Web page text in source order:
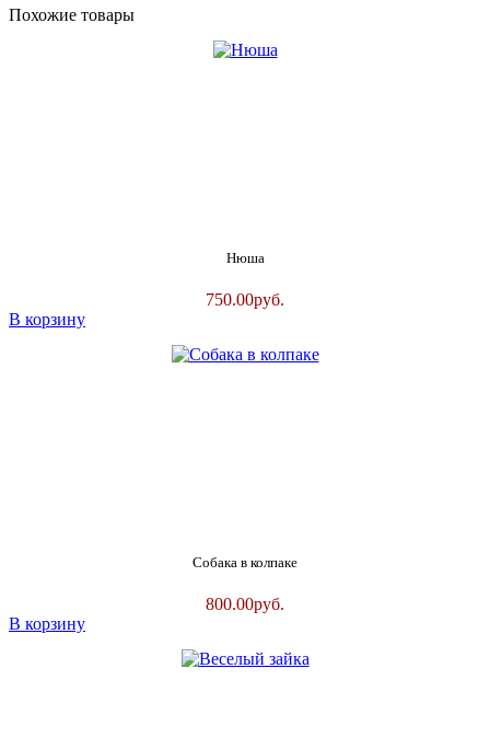
Похожие товары
Нюша
750.00руб.
В корзину
Собака в колпаке
800.00руб.
В корзину